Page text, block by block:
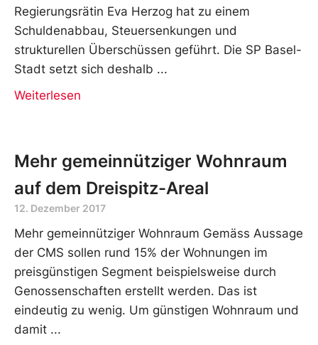
Regierungsrätin Eva Herzog hat zu einem
Schuldenabbau, Steuersenkungen und
strukturellen Überschüssen geführt. Die SP Basel-
Stadt setzt sich deshalb
Weiterlesen
Mehr gemeinnütziger Wohnraum
auf dem Dreispitz-Areal
12. Dezember 2017
Mehr gemeinnütziger Wohnraum Gemäss Aussage
der CMS sollen rund 15% der Wohnungen im
preisgünstigen Segment beispielsweise durch
Genossenschaften erstellt werden. Das ist
eindeutig zu wenig. Um günstigen Wohnraum und
damit